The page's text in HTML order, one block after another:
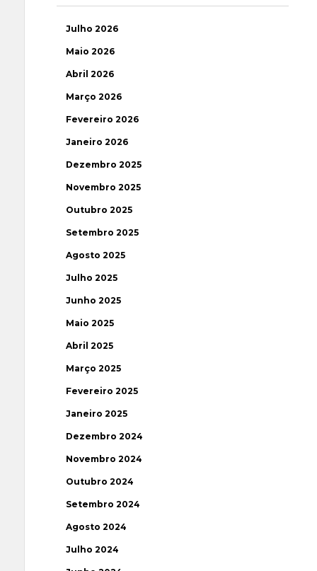
Julho 2026
Maio 2026
Abril 2026
Março 2026
Fevereiro 2026
Janeiro 2026
Dezembro 2025
Novembro 2025
Outubro 2025
Setembro 2025
Agosto 2025
Julho 2025
Junho 2025
Maio 2025
Abril 2025
Março 2025
Fevereiro 2025
Janeiro 2025
Dezembro 2024
Novembro 2024
Outubro 2024
Setembro 2024
Agosto 2024
Julho 2024